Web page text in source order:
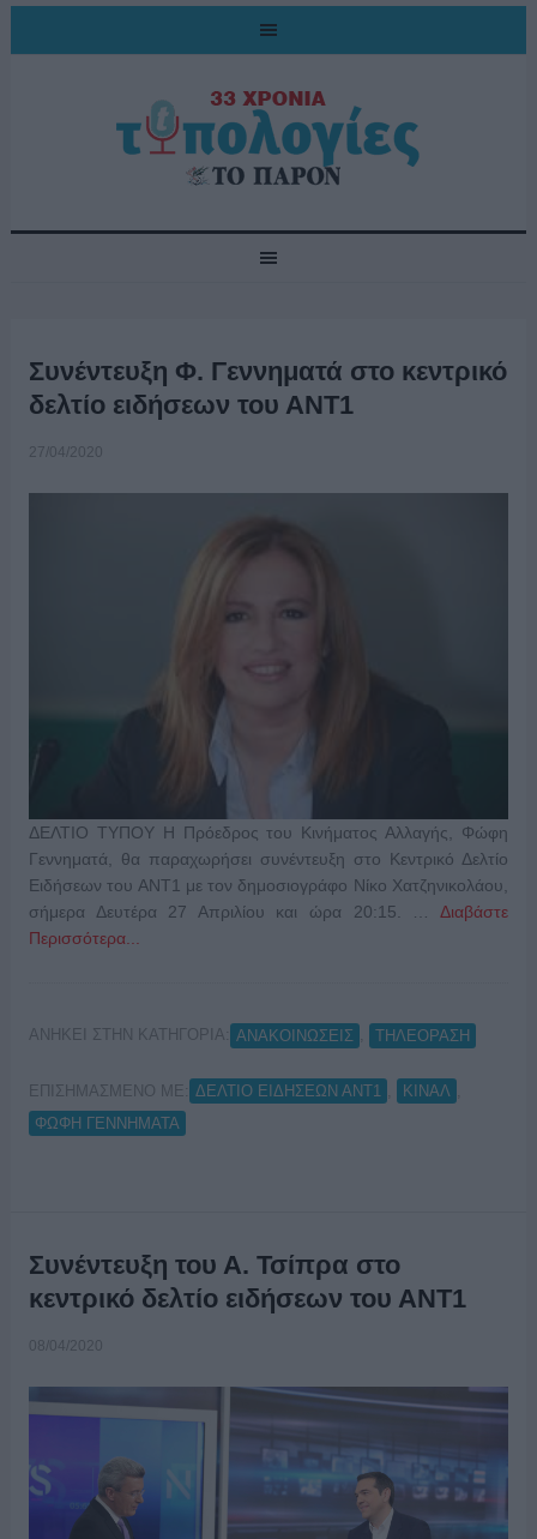
Συνέντευξη Φ. Γεννηματά στο κεντρικό
δελτίο ειδήσεων του ΑΝΤ1
27/04/2020
ΔΕΛΤΙΟ ΤΥΠΟΥ Η Πρόεδρος του Κινήματος Αλλαγής, Φώφη
Γεννηματά, θα παραχωρήσει συνέντευξη στο Κεντρικό Δελτίο
Ειδήσεων του ΑΝΤ1 με τον δημοσιογράφο Νίκο Χατζηνικολάου,
σήμερα Δευτέρα 27 Απριλίου και ώρα 20:15. …Διαβάστε
Περισσότερα...
ΑΝΗΚΕΙ ΣΤΗΝ ΚΑΤΗΓΟΡΙΑ: ΑΝΑΚΟΙΝΩΣΕΙΣ ΤΗΛΕΟΡΑΣΗ
ΕΠΙΣΗΜΑΣΜΕΝΟ ΜΕ: ΔΕΛΤΙΟ ΕΙΔΗΣΕΩΝ ΑΝΤ1 ΚΙΝΑΛ
ΦΩΦΗ ΓΕΝΝΗΜΑΤΑ
Συνέντευξη του Α. Τσίπρα στο
κεντρικό δελτίο ειδήσεων του ΑΝΤ1
08/04/2020